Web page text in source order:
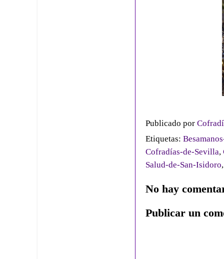
Publicado por
Etiquetas:
Cofradías-de-Sevilla,
Salud-de-San-Isidoro
No hay
Publicar un